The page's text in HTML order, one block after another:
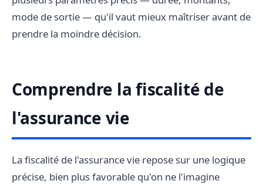
Questions fréquentes
mode de sortie — qu'il vaut mieux maîtriser avant de
prendre la moindre décision.
Comprendre la fiscalité de
l'assurance vie
La fiscalité de l'assurance vie repose sur une logique
précise, bien plus favorable qu'on ne l'imagine